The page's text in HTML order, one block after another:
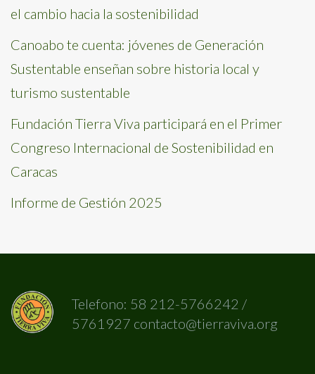
el cambio hacia la sostenibilidad
Canoabo te cuenta: jóvenes de Generación
Sustentable enseñan sobre historia local y
turismo sustentable
Fundación Tierra Viva participará en el Primer
Congreso Internacional de Sostenibilidad en
Caracas
Informe de Gestión 2025
Telefono: 58 212-5766242 /
5761927 contacto@tierraviva.org